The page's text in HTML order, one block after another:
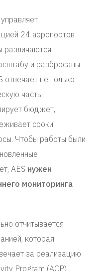
24 аэропортов
различаются
и разбросаны
отвечает не только
часть,
бюджет,
сроки
Чтобы работы были
AES нужен
мониторинга
отчитывается
которая
за реализацию
Program (ACP)